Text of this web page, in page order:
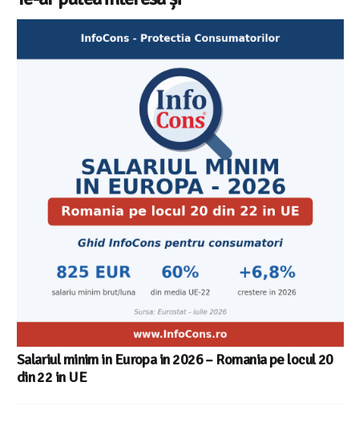
Salariul minim in Europa in 2026 – Romania pe locul 20
din 22 in UE